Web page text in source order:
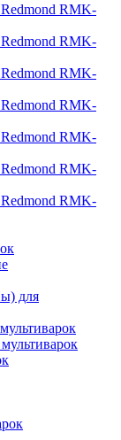
Redmond RMK-
Redmond RMK-
Redmond RMK-
Redmond RMK-
Redmond RMK-
Redmond RMK-
Redmond RMK-
для